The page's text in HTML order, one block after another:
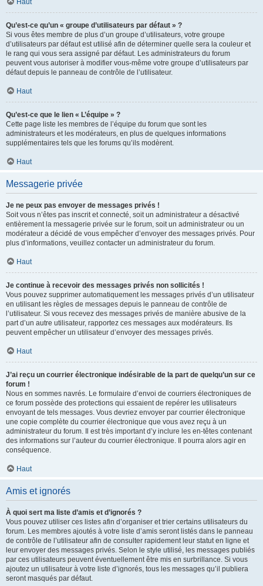
Haut
Qu’est-ce qu’un « groupe d’utilisateurs par défaut » ?
Si vous êtes membre de plus d’un groupe d’utilisateurs, votre groupe
d’utilisateurs par défaut est utilisé afin de déterminer quelle sera la couleur et
le rang qui vous sera assigné par défaut. Les administrateurs du forum
peuvent vous autoriser à modifier vous-même votre groupe d’utilisateurs par
défaut depuis le panneau de contrôle de l’utilisateur.
Haut
Qu’est-ce que le lien « L’équipe » ?
Cette page liste les membres de l’équipe du forum que sont les
administrateurs et les modérateurs, en plus de quelques informations
supplémentaires tels que les forums qu’ils modèrent.
Haut
Messagerie privée
Je ne peux pas envoyer de messages privés !
Soit vous n’êtes pas inscrit et connecté, soit un administrateur a désactivé
entièrement la messagerie privée sur le forum, soit un administrateur ou un
modérateur a décidé de vous empêcher d’envoyer des messages privés. Pour
plus d’informations, veuillez contacter un administrateur du forum.
Haut
Je continue à recevoir des messages privés non sollicités !
Vous pouvez supprimer automatiquement les messages privés d’un utilisateur
en utilisant les règles de messages depuis le panneau de contrôle de
l’utilisateur. Si vous recevez des messages privés de manière abusive de la
part d’un autre utilisateur, rapportez ces messages aux modérateurs. Ils
peuvent empêcher un utilisateur d’envoyer des messages privés.
Haut
J’ai reçu un courrier électronique indésirable de la part de quelqu’un sur ce
forum !
Nous en sommes navrés. Le formulaire d’envoi de courriers électroniques de
ce forum possède des protections qui essaient de repérer les utilisateurs
envoyant de tels messages. Vous devriez envoyer par courrier électronique
une copie complète du courrier électronique que vous avez reçu à un
administrateur du forum. Il est très important d’y inclure les en-têtes contenant
des informations sur l’auteur du courrier électronique. Il pourra alors agir en
conséquence.
Haut
Amis et ignorés
À quoi sert ma liste d’amis et d’ignorés ?
Vous pouvez utiliser ces listes afin d’organiser et trier certains utilisateurs du
forum. Les membres ajoutés à votre liste d’amis seront listés dans le panneau
de contrôle de l’utilisateur afin de consulter rapidement leur statut en ligne et
leur envoyer des messages privés. Selon le style utilisé, les messages publiés
par ces utilisateurs peuvent éventuellement être mis en surbrillance. Si vous
ajoutez un utilisateur à votre liste d’ignorés, tous les messages qu’il publiera
seront masqués par défaut.